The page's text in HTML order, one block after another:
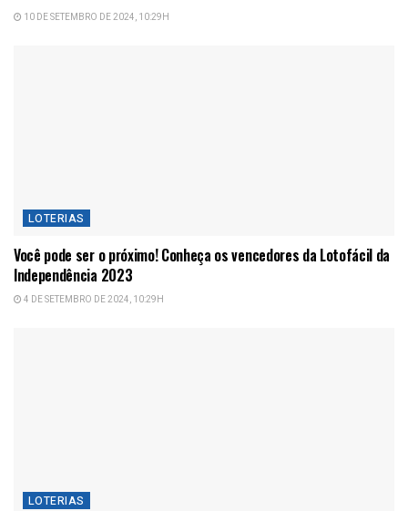
10 DE SETEMBRO DE 2024, 10:29H
LOTERIAS
Você pode ser o próximo! Conheça os vencedores da Lotofácil da
Independência 2023
4 DE SETEMBRO DE 2024, 10:29H
LOTERIAS